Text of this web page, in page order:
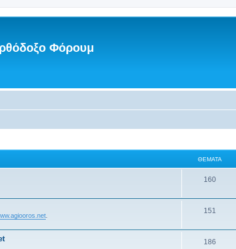
Φόρουμ
ΘΈΜΑΤΑ
160
151
186